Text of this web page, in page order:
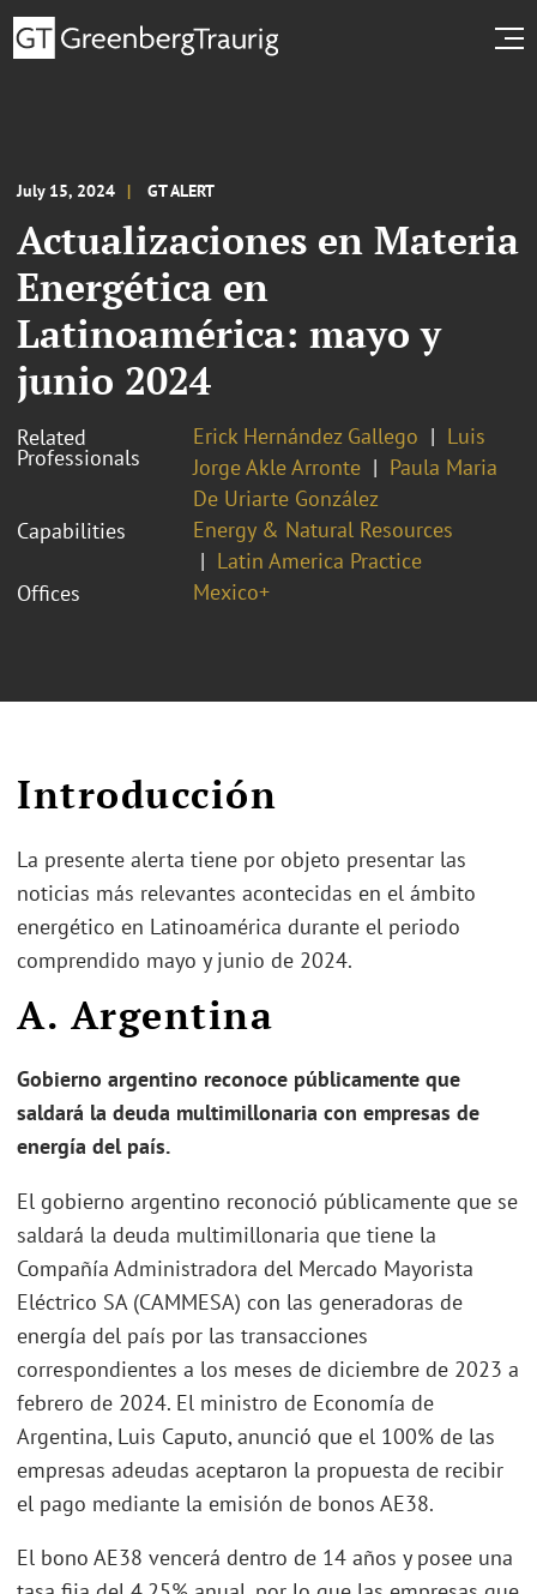
July 15, 2024 GT ALERT
Actualizaciones en Materia
Energética en
Latinoamérica: mayo y
junio 2024
Related
Professionals
Erick Hernández Gallego
Luis
Jorge Akle Arronte
Paula Maria
De Uriarte González
Capabilities
Energy & Natural Resources
Latin America Practice
Offices
Mexico+
Introducción
La presente alerta tiene por objeto presentar las
noticias más relevantes acontecidas en el ámbito
energético en Latinoamérica durante el periodo
comprendido mayo y junio de 2024.
A. Argentina
Gobierno argentino reconoce públicamente que
saldará la deuda multimillonaria con empresas de
energía del país.
El gobierno argentino reconoció públicamente que se
saldará la deuda multimillonaria que tiene la
Compañía Administradora del Mercado Mayorista
Eléctrico SA (CAMMESA) con las generadoras de
energía del país por las transacciones
correspondientes a los meses de diciembre de 2023 a
febrero de 2024. El ministro de Economía de
Argentina, Luis Caputo, anunció que el 100% de las
empresas adeudas aceptaron la propuesta de recibir
el pago mediante la emisión de bonos AE38.
El bono AE38 vencerá dentro de 14 años y posee una